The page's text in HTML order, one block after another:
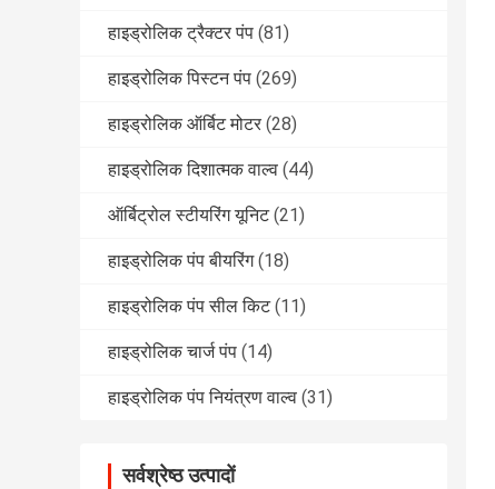
हाइड्रोलिक ट्रैक्टर पंप (81)
हाइड्रोलिक पिस्टन पंप (269)
हाइड्रोलिक ऑर्बिट मोटर (28)
हाइड्रोलिक दिशात्मक वाल्व (44)
ऑर्बिट्रोल स्टीयरिंग यूनिट (21)
हाइड्रोलिक पंप बीयरिंग (18)
हाइड्रोलिक पंप सील किट (11)
हाइड्रोलिक चार्ज पंप (14)
हाइड्रोलिक पंप नियंत्रण वाल्व (31)
सर्वश्रेष्ठ उत्पादों